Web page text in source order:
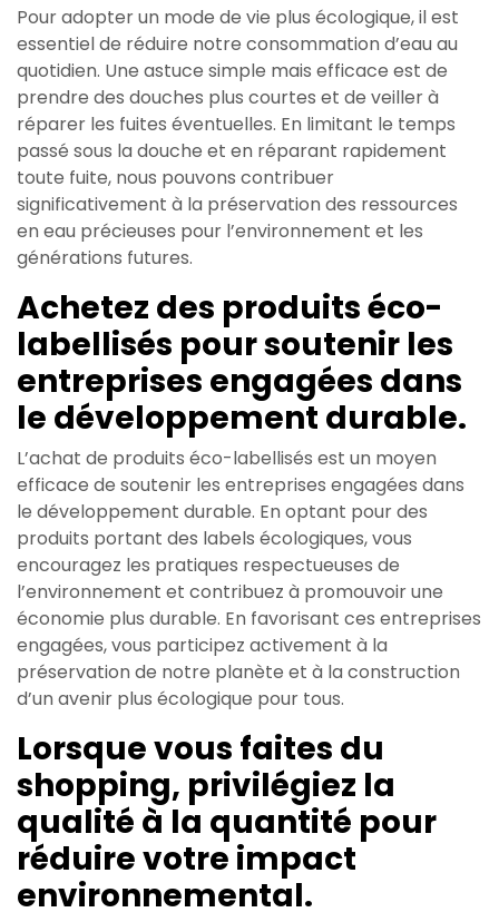
Pour adopter un mode de vie plus écologique, il est
essentiel de réduire notre consommation d’eau au
quotidien. Une astuce simple mais efficace est de
prendre des douches plus courtes et de veiller à
réparer les fuites éventuelles. En limitant le temps
passé sous la douche et en réparant rapidement
toute fuite, nous pouvons contribuer
significativement à la préservation des ressources
en eau précieuses pour l’environnement et les
générations futures.
Achetez des produits éco-
labellisés pour soutenir les
entreprises engagées dans
le développement durable.
L’achat de produits éco-labellisés est un moyen
efficace de soutenir les entreprises engagées dans
le développement durable. En optant pour des
produits portant des labels écologiques, vous
encouragez les pratiques respectueuses de
l’environnement et contribuez à promouvoir une
économie plus durable. En favorisant ces entreprises
engagées, vous participez activement à la
préservation de notre planète et à la construction
d’un avenir plus écologique pour tous.
Lorsque vous faites du
shopping, privilégiez la
qualité à la quantité pour
réduire votre impact
environnemental.